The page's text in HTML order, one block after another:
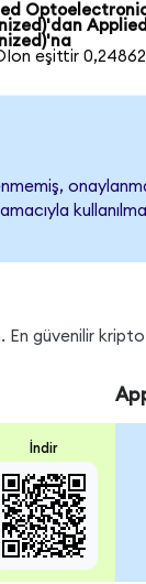
eşittir
En güvenilir kripto
İndir